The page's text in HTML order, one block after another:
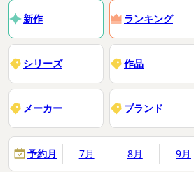
新作 ランキング
シリーズ 作品
メーカー ブランド
予約月 7月 8月 9月